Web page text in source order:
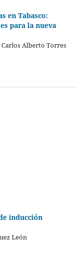
en Tabasco:
para la nueva
Carlos Alberto Torres
inducción
León